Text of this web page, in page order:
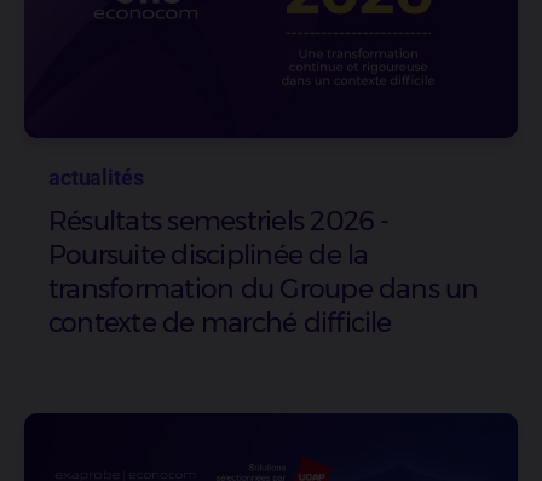
actualités
Résultats semestriels 2026 -
Poursuite disciplinée de la
transformation du Groupe dans un
contexte de marché difficile